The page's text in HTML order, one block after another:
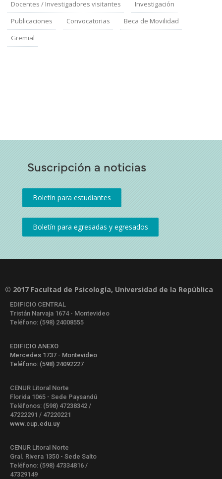
Docentes / Investigadores visitantes
Investigación
Publicaciones
Convocatorias
Beca de Movilidad
Gremial
Suscripción a noticias
© 2017 Facultad de Psicología, Universidad de la República
EDIFICIO CENTRAL
Tristán Narvaja 1674 - Montevideo
Teléfono: (598) 24008555
EDIFICIO ANEXO
Mercedes 1737 - Montevideo
Teléfono: (598) 24092227
CENUR Litoral Norte
Florida 1065 - Sede Paysandú
Teléfonos: (598) 47238342 /
47222291 / 47220221
www.cup.edu.uy
CENUR Litoral Norte
Gral. Rivera 1350 - Sede Salto
Teléfono: (598) 47334816 /
47329149